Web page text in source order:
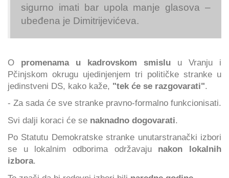
sigurno imati bar upola manje glasova –
ubeđena je Dimitrijevićeva.
O promenama u kadrovskom smislu u Vranju i
Pčinjskom okrugu ujedinjenjem tri političke stranke u
jedinstveni DS, kako kaže, "tek će se razgovarati".
- Za sada će sve stranke pravno-formalno funkcionisati.
Svi dalji koraci će se naknadno dogovarati.
Po Statutu Demokratske stranke unutarstranački izbori
se u lokalnim odborima održavaju nakon lokalnih
izbora.